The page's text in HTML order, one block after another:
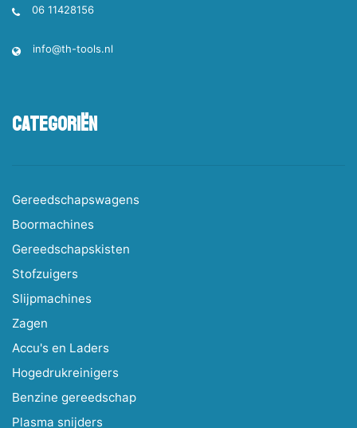
06 11428156
info@th-tools.nl
Categoriën
Gereedschapswagens
Boormachines
Gereedschapskisten
Stofzuigers
Slijpmachines
Zagen
Accu's en Laders
Hogedrukreinigers
Benzine gereedschap
Plasma snijders